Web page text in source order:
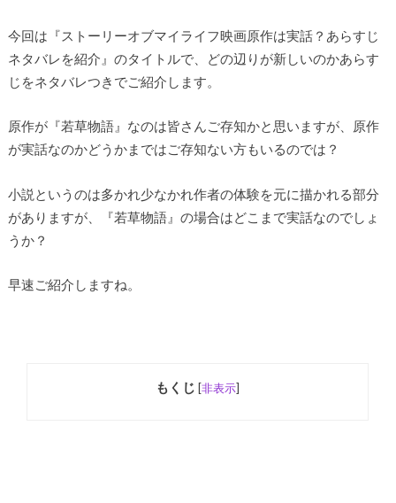
今回は『ストーリーオブマイライフ映画原作は実話？あらすじ
ネタバレを紹介』のタイトルで、どの辺りが新しいのかあらす
じをネタバレつきでご紹介します。
原作が『若草物語』なのは皆さんご存知かと思いますが、原作
が実話なのかどうかまではご存知ない方もいるのでは？
小説というのは多かれ少なかれ作者の体験を元に描かれる部分
がありますが、『若草物語』の場合はどこまで実話なのでしょ
うか？
早速ご紹介しますね。
もくじ [非表示]